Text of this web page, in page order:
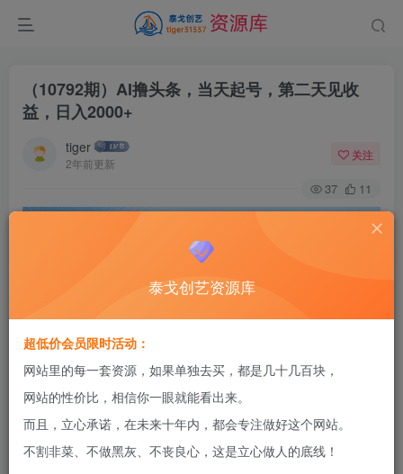
（10792期）AI撸头条，当天起号，第二天见收
益，日入2000+
tiger
2年前更新
关注
37 11
泰戈创艺资源库
超低价会员限时活动：
网站里的每一套资源，如果单独去买，都是几十几百块，
网站的性价比，相信你一眼就能看出来。
而且，立心承诺，在未来十年内，都会专注做好这个网站。
不割非菜、不做黑灰、不丧良心，这是立心做人的底线！